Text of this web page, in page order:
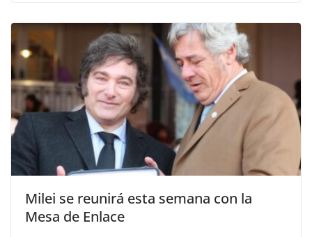
Milei se reunirá esta semana con la
Mesa de Enlace